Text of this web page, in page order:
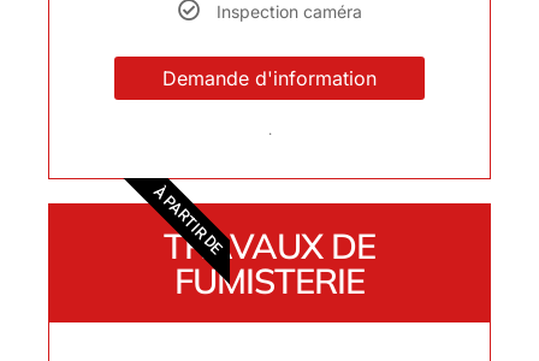
Inspection caméra
Demande d'information
.
À PARTIR DE
TRAVAUX DE
FUMISTERIE